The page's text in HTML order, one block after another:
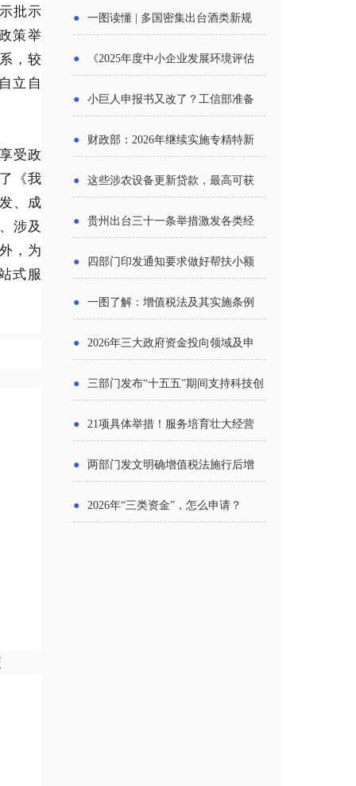
批示
策举
，较
立自
受政
《我
、成
涉及
，为
式服
● 一图读懂 | 多国密集出台酒类新规
● 《2025年度中小企业发展环境评估
● 小巨人申报书又改了？工信部准备
● 财政部：2026年继续实施专精特新
● 这些涉农设备更新贷款，最高可获
● 贵州出台三十一条举措激发各类经
● 四部门印发通知要求做好帮扶小额
● 一图了解：增值税法及其实施条例
● 2026年三大政府资金投向领域及申
● 三部门发布“十五五”期间支持科技创
● 21项具体举措！服务培育壮大经营
● 两部门发文明确增值税法施行后增
● 2026年“三类资金”，怎么申请？